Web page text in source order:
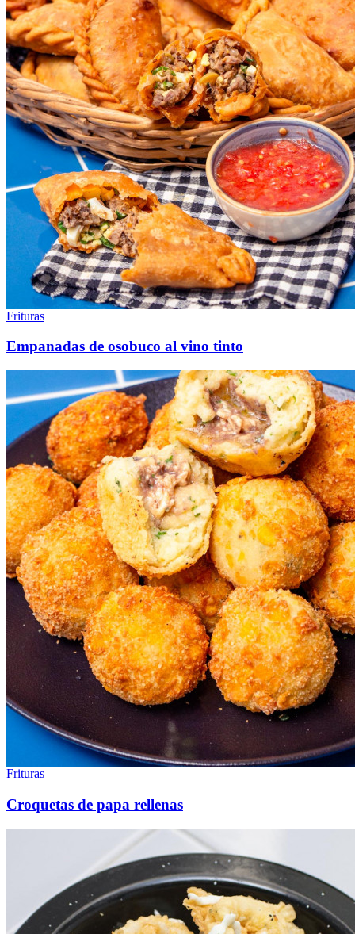
Frituras
Empanadas de osobuco al vino tinto
Frituras
Croquetas de papa rellenas